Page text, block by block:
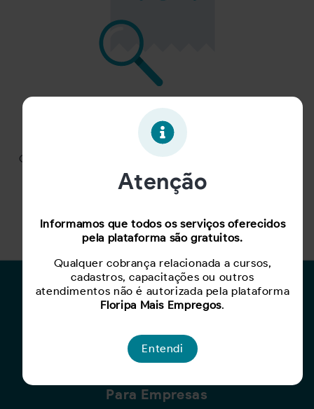
Página não encontrada
Clique no botão abaixo e volte para a página inicial.
Para Candidatos
Cadastro de Currículo
Capacite-se
Para Empresas
Atenção
Informamos que todos os serviços oferecidos
pela plataforma são gratuitos.
Qualquer cobrança relacionada a cursos,
cadastros, capacitações ou outros
atendimentos não é autorizada pela plataforma
Floripa Mais Empregos.
Entendi